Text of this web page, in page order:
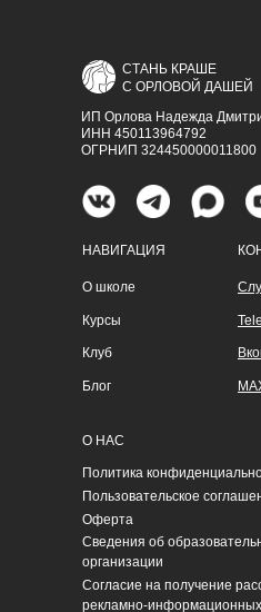
СТАНЬ КРАШЕ
С ОРЛОВОЙ ДАШЕЙ
НАВИГАЦИЯ
О школе
Курсы
Клуб
Блог
О НАС
Политика
Пользовательское
Оферта
ИП Орлова Надежда
ИНН 450113964792
ОГРНИП 324450000011800
Согласие на получение
рекламно-информационных
Сведения об
организации